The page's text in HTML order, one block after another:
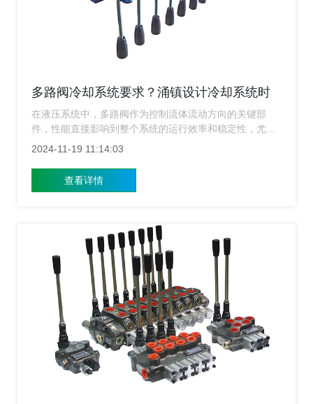
多路阀冷却系统要求？涌镇设计冷却系统时
应考虑哪些因素？
在液压系统中，多路阀作为控制流体流动方向的关键部
件，性能直接影响到整个系统的运行效率和稳定性，尤其
是在高负荷、长时间连续工作的工况下，多路阀内部产生
影响液压油的物理性质，降低系统的工作效率，甚至造成
设备故障，因此上海多路阀厂家合理设计多路阀的冷却系
2024-11-19 11:14:03
查看详情